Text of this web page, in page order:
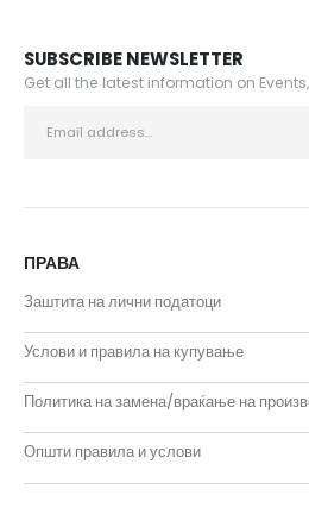
SUBSCRIBE NEWSLETTER
Get all the latest information on
ПРАВА
Заштита на лични податоци
Услови и правила на купување
Политика на замена/враќање на
Општи правила и услови